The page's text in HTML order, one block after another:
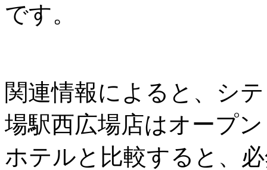
です。
関連情報によると、シ
場駅西広場店はオープ
ホテルと比較すると、